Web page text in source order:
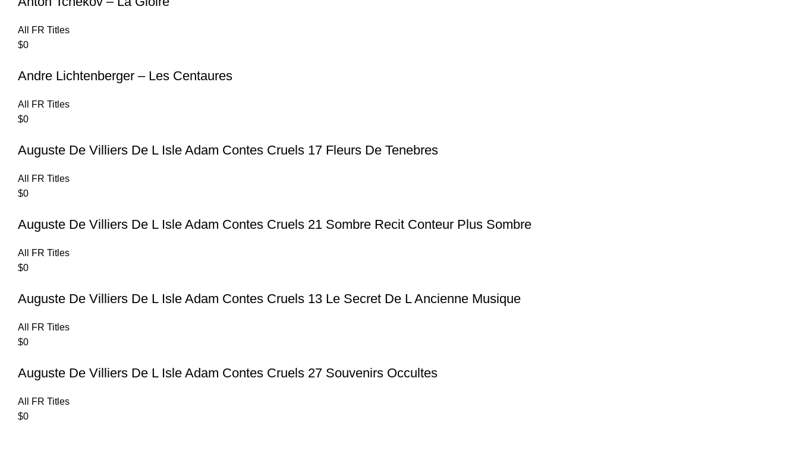
All FR Titles
$0
Andre Lichtenberger – Les Centaures
All FR Titles
$0
Auguste De Villiers De L Isle Adam Contes Cruels 17 Fleurs De Tenebres
All FR Titles
$0
Auguste De Villiers De L Isle Adam Contes Cruels 21 Sombre Recit Conteur Plus Sombre
All FR Titles
$0
Auguste De Villiers De L Isle Adam Contes Cruels 13 Le Secret De L Ancienne Musique
All FR Titles
$0
Auguste De Villiers De L Isle Adam Contes Cruels 27 Souvenirs Occultes
All FR Titles
$0